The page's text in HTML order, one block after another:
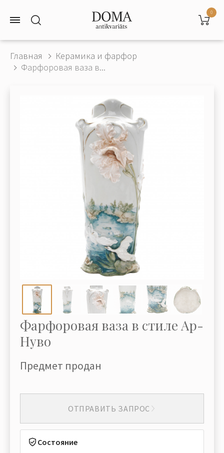
0
Главная
Керамика и фарфор
Фарфоровая ваза в...
Фарфоровая ваза в стиле Ар-
Нуво
Предмет продан
ОТПРАВИТЬ ЗАПРОС
Состояние